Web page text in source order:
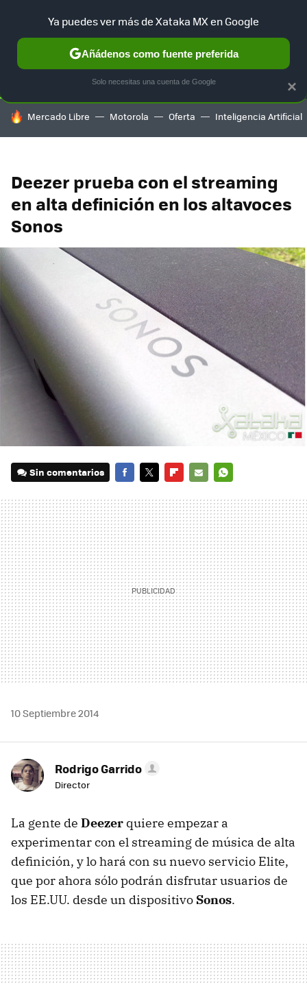
SELECCIÓN GAMING HOME AUTO TERRITORIO
HOY SE HABLA DE
Mercado Libre Motorola Oferta Inteligencia Artificial
Deezer prueba con el streaming
en alta definición en los altavoces
Sonos
Sin comentarios
MAIL
10 Septiembre 2014
Rodrigo Garrido
Director
La gente de Deezer quiere empezar a
experimentar con el streaming de música de alta
definición, y lo hará con su nuevo servicio Elite,
que por ahora sólo podrán disfrutar usuarios de
los EE.UU. desde un dispositivo Sonos.
×
Ya puedes ver más de Xataka MX en Google
Añádenos como fuente preferida
Solo necesitas una cuenta de Google